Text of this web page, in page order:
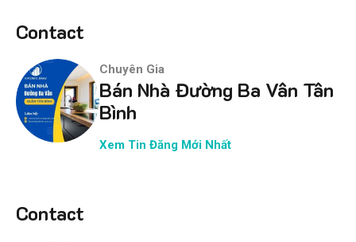
Contact
Chuyên Gia
Bán Nhà Đường Ba Vân Tân
Bình
Xem Tin Đăng Mới Nhất
Contact